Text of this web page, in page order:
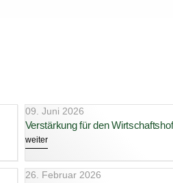
09. Juni 2026
Verstärkung für den
weiter
26. Februar 2026